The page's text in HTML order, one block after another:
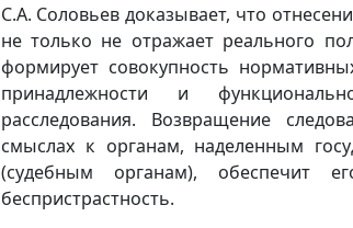
С.А. Соловьев доказывает, что
не только не отражает реального
формирует совокупность
принадлежности и
расследования. Возвращение
смыслах к органам, наделенным
(судебным органам), обеспечит
беспристрастность.